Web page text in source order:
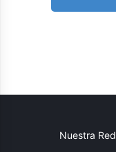
Nuestra Red